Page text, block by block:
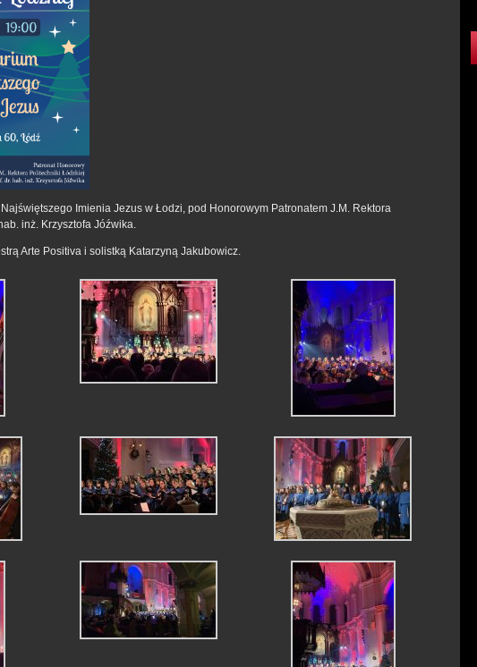
Imienia Jezus w Łodzi, pod Honorowym Patronatem J.M. Rektora
inż. Krzysztofa Jóźwika.
Arte Positiva i solistką Katarzyną Jakubowicz.